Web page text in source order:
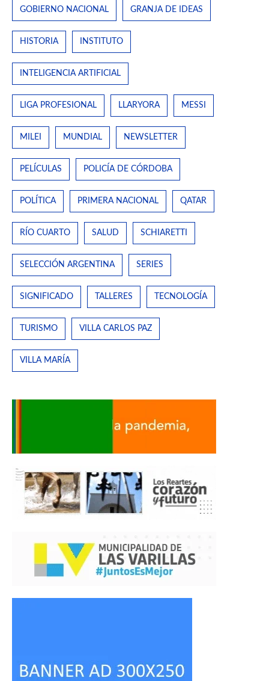
GOBIERNO NACIONAL GRANJA DE IDEAS
HISTORIA INSTITUTO
INTELIGENCIA ARTIFICIAL
LIGA PROFESIONAL LLARYORA MESSI
MILEI MUNDIAL NEWSLETTER
PELÍCULAS POLICÍA DE CÓRDOBA
POLÍTICA PRIMERA NACIONAL QATAR
RÍO CUARTO SALUD SCHIARETTI
SELECCIÓN ARGENTINA SERIES
SIGNIFICADO TALLERES TECNOLOGÍA
TURISMO VILLA CARLOS PAZ
VILLA MARÍA